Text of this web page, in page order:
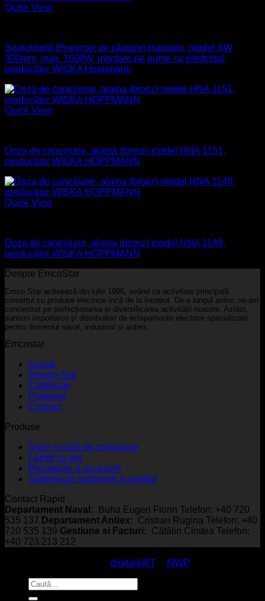
Quick View
Searchlight (Proiector de căutare) Halogen, model SW
300mm, max. 1000W, montare pe punte cu piedestal,
producător WISKA Hoppmann
Quick View
Doza de conexiune, alama (bronz) model HNA 1151,
producător WISKA HOPPMANN
Quick View
Doza de conexiune, alama (bronz) model HNA 1149,
producător WISKA HOPPMANN
Despre EmcoStar
Emco Star activează din iulie 1996, având ca activitate principală
comerțul cu produse electrice încă de la început. De-a lungul anilor, ne-am
concentrat pe perfecționarea și diversificarea activității noastre. Astăzi,
suntem importatori și distribuitori de echipamente electrice specializate
pentru domeniul naval, industrial și antiex.
Emcostar
Acasă
Despre Noi
Certificate
Parteneri
Contact
Produse
Doze și cutii de conexiune
Lămpi cu led
Presetupe și accesorii
Sisteme de susținere și control
Contact Rapid
Departament Naval:
Buha Eugen Florin Telefon: +40 720
535 137 Departament Antiex: Cristian Rugina Telefon: +40
720 535 139 Gestiune si Facturi: Cătălin Cirstea Telefon:
+40 723 213 212
digitalART
MWP
Caută
după: